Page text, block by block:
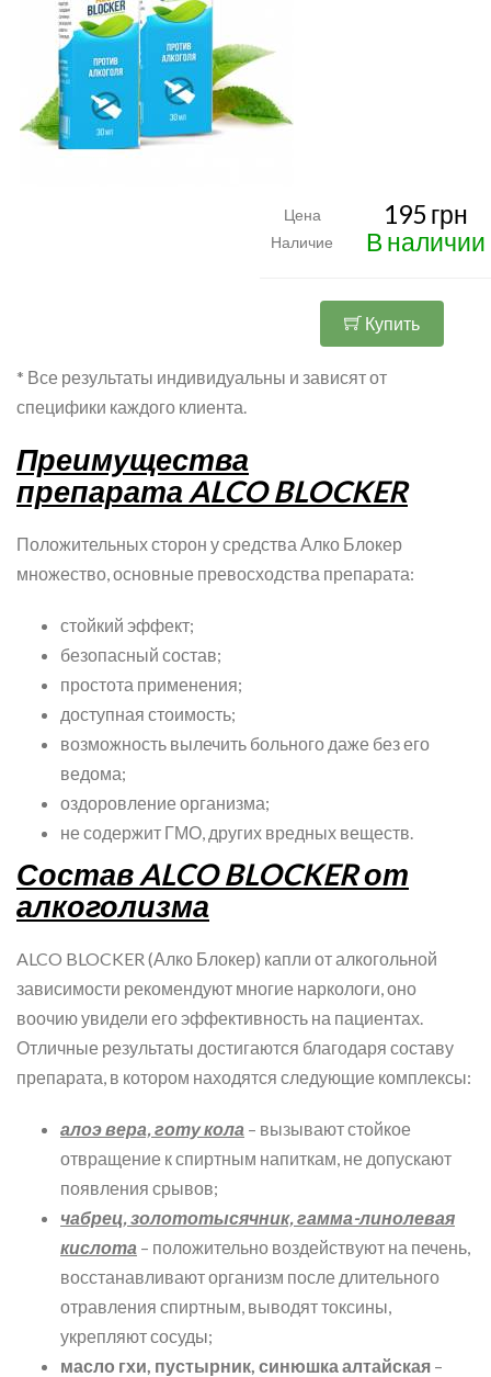
Цена 195 грн
Наличие В наличии
Купить
* Все результаты индивидуальны и зависят от
специфики каждого клиента.
Преимущества
препарата ALCO BLOCKER
Положительных сторон у средства Алко Блокер
множество, основные превосходства препарата:
стойкий эффект;
безопасный состав;
простота применения;
доступная стоимость;
возможность вылечить больного даже без его
ведома;
оздоровление организма;
не содержит ГМО, других вредных веществ.
Состав ALCO BLOCKER от
алкоголизма
ALCO BLOCKER (Алко Блокер) капли от алкогольной
зависимости рекомендуют многие наркологи, оно
воочию увидели его эффективность на пациентах.
Отличные результаты достигаются благодаря составу
препарата, в котором находятся следующие комплексы:
алоэ вера, готу кола – вызывают стойкое
отвращение к спиртным напиткам, не допускают
появления срывов;
чабрец, золототысячник, гамма-линолевая
кислота – положительно воздействуют на печень,
восстанавливают организм после длительного
отравления спиртным, выводят токсины,
укрепляют сосуды;
масло гхи, пустырник, синюшка алтайская –